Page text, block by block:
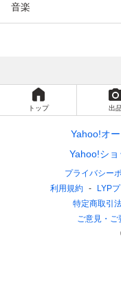
音楽
トップ 出
Yahoo!オ
Yahoo!シ
プライバシー
利用規約
LYP
特定商取引
ご意見・ご